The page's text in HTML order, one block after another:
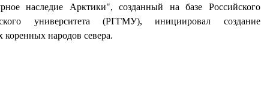
наследие Арктики", созданный на базе Российского
университета (РГГМУ), инициировал создание
коренных народов севера.